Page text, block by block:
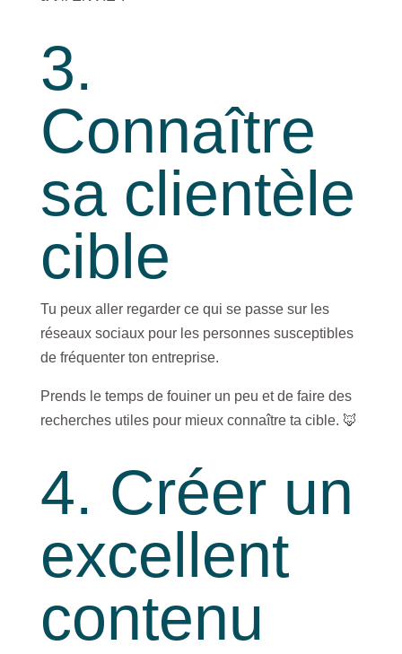
3.
Connaître
sa clientèle
cible
Tu peux aller regarder ce qui se passe sur les
réseaux sociaux pour les personnes susceptibles
de fréquenter ton entreprise.
Prends le temps de fouiner un peu et de faire des
recherches utiles pour mieux connaître ta cible. 🦊
4. Créer un
excellent
contenu